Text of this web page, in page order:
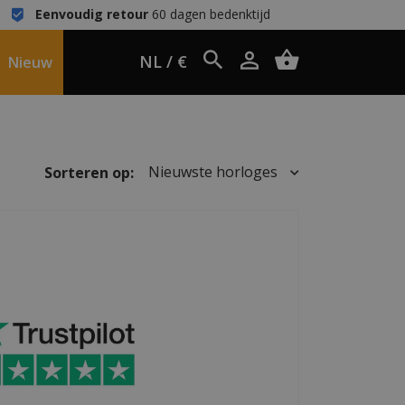
Eenvoudig retour60 dagen bedenktijd
Nieuw NL / €
Sorteren op: Nieuwste horloges